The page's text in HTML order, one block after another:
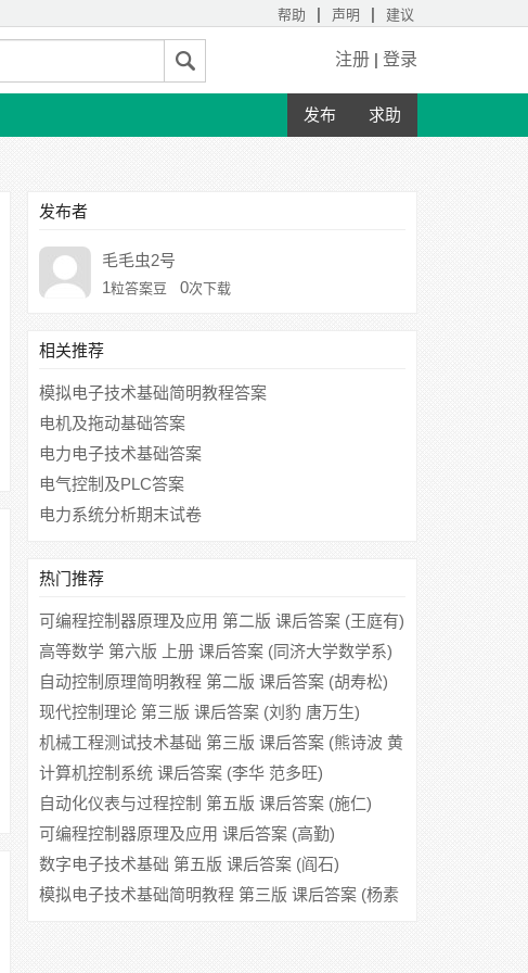
帮助 | 声明 | 建议
注册 | 登录
发布 求助
发布者
毛毛虫2号
1粒答案豆 0次下载
相关推荐
模拟电子技术基础简明教程答案
电机及拖动基础答案
电力电子技术基础答案
电气控制及PLC答案
电力系统分析期末试卷
热门推荐
可编程控制器原理及应用 第二版 课后答案 (王庭有)
高等数学 第六版 上册 课后答案 (同济大学数学系)
自动控制原理简明教程 第二版 课后答案 (胡寿松)
现代控制理论 第三版 课后答案 (刘豹 唐万生)
机械工程测试技术基础 第三版 课后答案 (熊诗波 黄
长艺)
计算机控制系统 课后答案 (李华 范多旺)
自动化仪表与过程控制 第五版 课后答案 (施仁)
可编程控制器原理及应用 课后答案 (高勤)
数字电子技术基础 第五版 课后答案 (阎石)
模拟电子技术基础简明教程 第三版 课后答案 (杨素